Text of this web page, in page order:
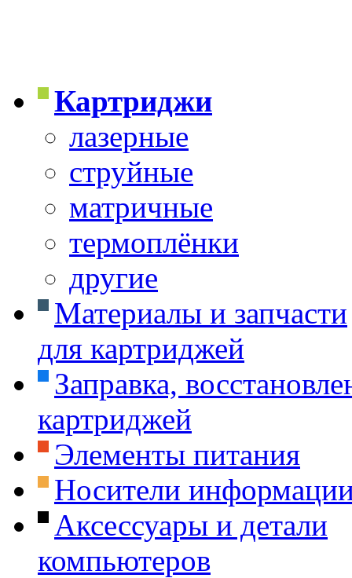
Картриджи
лазерные
струйные
матричные
термоплёнки
другие
Материалы и запчасти
для картриджей
Заправка,
картриджей
Элементы питания
Носители
Аксессуары и детали
компьютеров